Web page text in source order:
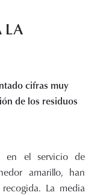
LA
cifras muy
de los residuos
en el servicio de
amarillo, han
La media